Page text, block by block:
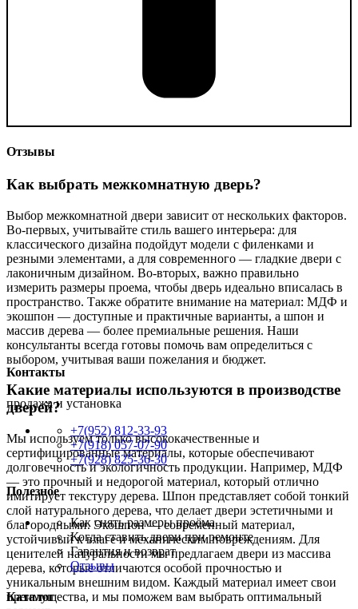
Отзывы
Как выбрать межкомнатную дверь?
Выбор межкомнатной двери зависит от нескольких факторов.
Во-первых, учитывайте стиль вашего интерьера: для
классического дизайна подойдут модели с филенками и
резными элементами, а для современного — гладкие двери с
лаконичным дизайном. Во-вторых, важно правильно
измерить размеры проема, чтобы дверь идеально вписалась в
пространство. Также обратите внимание на материал: МДФ и
экошпон — доступные и практичные варианты, а шпон и
массив дерева — более премиальные решения. Наши
консультанты всегда готовы помочь вам определиться с
выбором, учитывая ваши пожелания и бюджет.
Какие материалы используются в производстве
дверей?
Мы используем только высококачественные и
сертифицированные материалы, которые обеспечивают
долговечность и экологичность продукции. Например, МДФ
— это прочный и недорогой материал, который отлично
имитирует текстуру дерева. Шпон представляет собой тонкий
слой натурального дерева, что делает двери эстетичными и
благородными. Экошпон — современный материал,
устойчивый к влаге и механическим повреждениям. Для
ценителей натуральности мы предлагаем двери из массива
дерева, которые отличаются особой прочностью и
уникальным внешним видом. Каждый материал имеет свои
преимущества, и мы поможем вам выбрать оптимальный
Контакты
продажа и установка
+7(952) 812-33-93
+7(918) 057-07-90
+7(928) 825-36-30
Полезное
Как снять размеры проёма
Когда ставить двери при ремонте
Гарантия и возврат
Отзывы
Каталог